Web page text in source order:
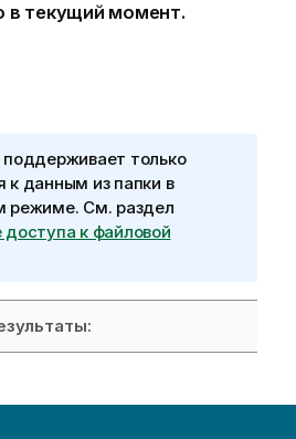
в текущий момент.
только
к данным из папки в
режиме. См. раздел
доступа к файловой